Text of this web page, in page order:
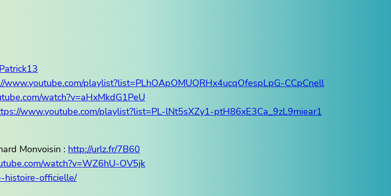
www.youtube.com/playlist?list=PLhOApOMUQRHx4ucqOfespLpG-CCpCnell
watch?v=aHxMkdG1PeU
www.youtube.com/playlist?list=PL-lNt5sXZy1-ptH86xE3Ca_9zL9miear1
Monvoisin : http://urlz.fr/7B60
watch?v=WZ6hU-OV5jk
histoire-officielle/